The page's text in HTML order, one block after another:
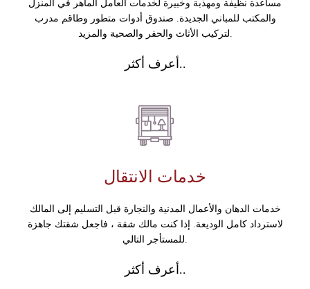
مساعدة نظيفة ومهذبة وخبيرة لخدمات العامل الماهر في المنزل
والمكتب للمباني الجديدة. صندوق أدوات متطور وطاقم مدرب
لتركيب الأثاث والحفر والصحية والمزيد.
أعرف أكثر..
خدمات الانتقال
خدمات الدهان والأعمال المدنية والنجارة قبل التسليم إلى المالك
لاسترداد كامل الوديعة. إذا كنت مالك شقة ، فاجعل شقتك جاهزة
للمستأجر التالي.
أعرف أكثر..